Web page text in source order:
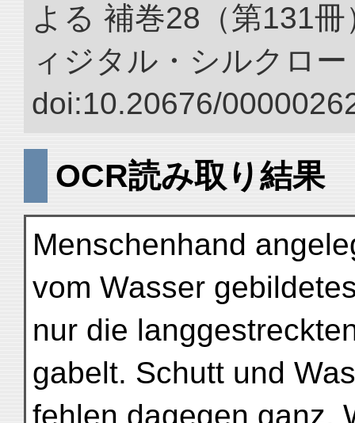
よる 補巻28（第131
ィジタル・シルクロ
doi:10.20676/
OCR読み取り結果
Menschenhand
vom Wasser
nur die
gabelt. Schutt und
fehlen dagegen ganz.